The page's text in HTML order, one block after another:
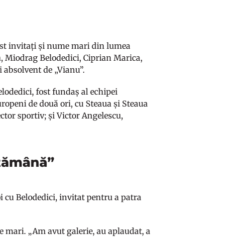
invitați și nume mari din lumea
Belodedici, Ciprian Marica,
de „Vianu”.
fost fundaș al echipei
de două ori, cu Steaua și Steaua
sportiv; și Victor Angelescu,
cu Belodedici, invitat pentru a patra
mari. „Am avut galerie, au aplaudat, a